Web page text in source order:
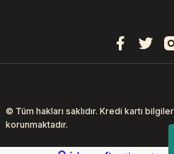
© Tüm hakları saklıdır. Kredi kartı
korunmaktadır.